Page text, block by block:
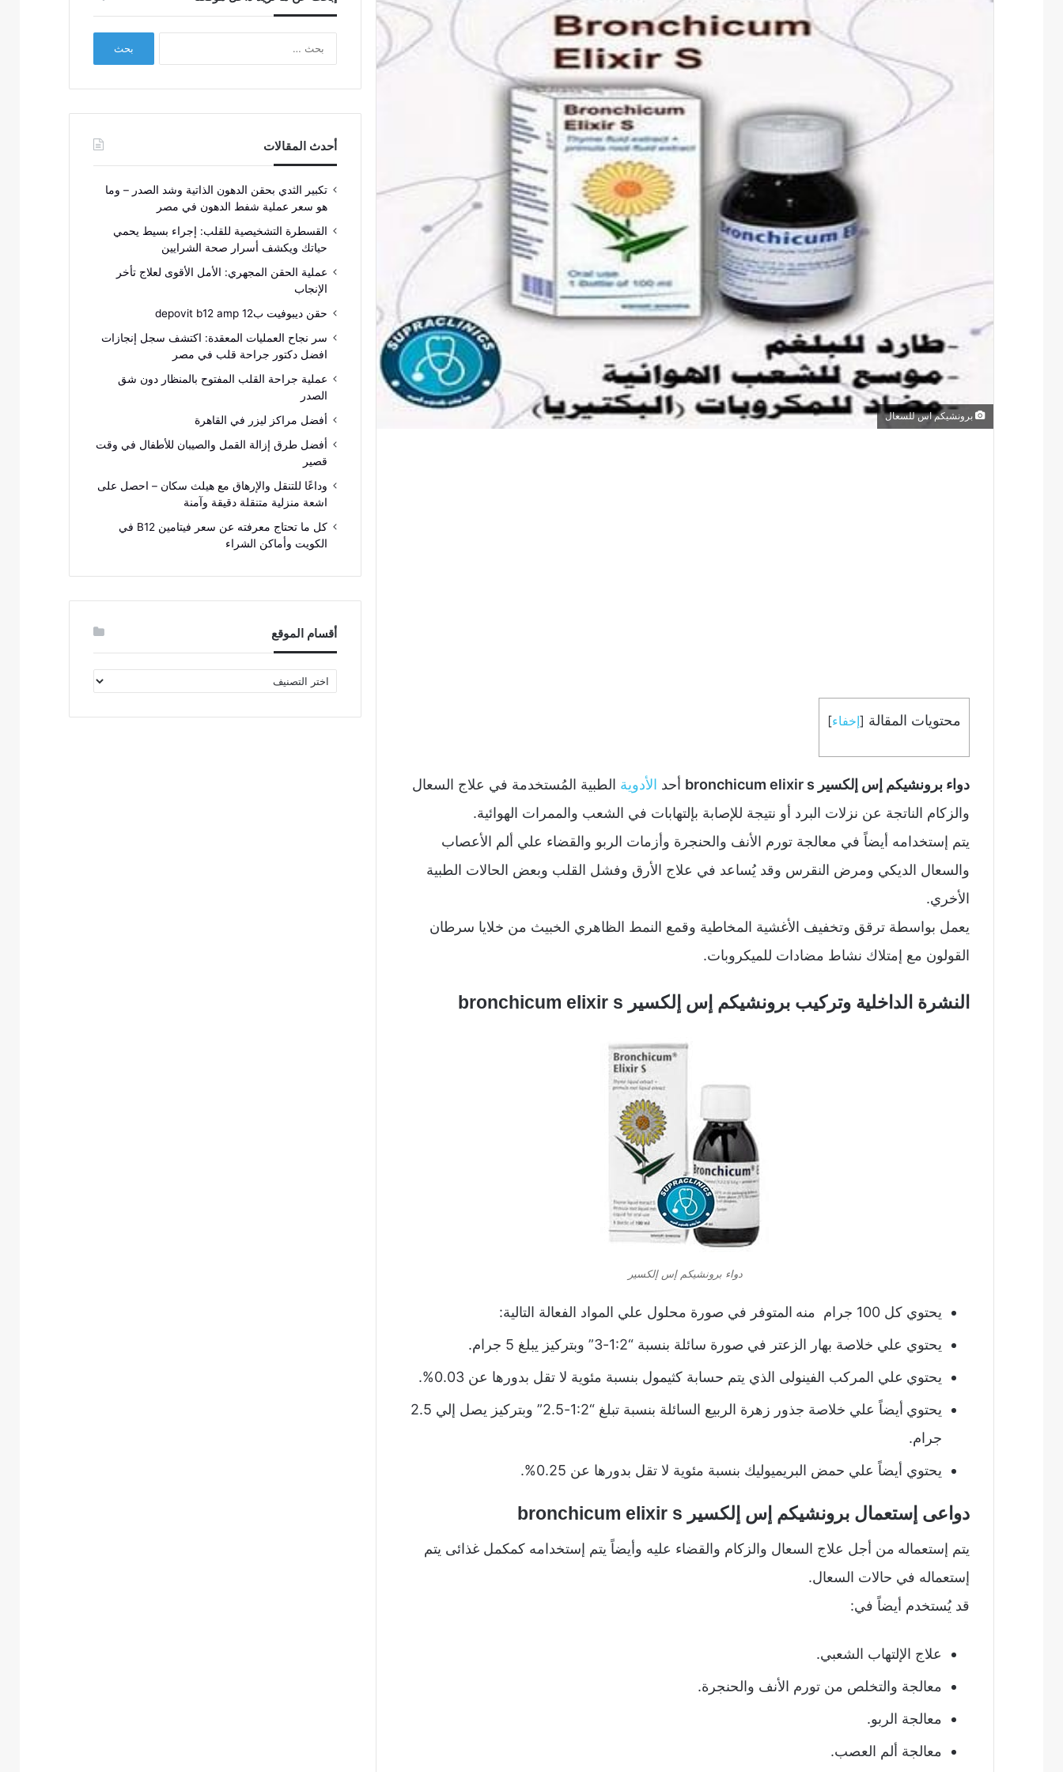
برونشيكم اس للسعال
محتويات المقالة [إخفاء]
دواء برونشيكم إس إلكسير bronchicum elixir s أحد الأدوية الطبية المُستخدمة في علاج السعال
والزكام الناتجة عن نزلات البرد أو نتيجة للإصابة بإلتهابات في الشعب والممرات الهوائية.
يتم إستخدامه أيضاً في معالجة تورم الأنف والحنجرة وأزمات الربو والقضاء علي ألم الأعصاب
والسعال الديكي ومرض النقرس وقد يُساعد في علاج الأرق وفشل القلب وبعض الحالات الطبية
الأخري.
يعمل بواسطة ترقق وتخفيف الأغشية المخاطية وقمع النمط الظاهري الخبيث من خلايا سرطان
القولون مع إمتلاك نشاط مضادات للميكروبات.
النشرة الداخلية وتركيب برونشيكم إس إلكسير bronchicum elixir s
دواء برونشيكم إس إلكسير
يحتوي كل 100 جرام منه
المتوفر في صورة محلول علي المواد الفعالة التالية:
يحتوي علي خلاصة بهار الزعتر في صورة سائلة بنسبة “1:2-3” وبتركيز يبلغ 5 جرام.
يحتوي علي المركب الفينولى الذي يتم حسابة كثيمول بنسبة مئوية لا تقل بدورها عن 0.03%.
يحتوي
أيضاً علي خلاصة جذور زهرة الربيع السائلة بنسبة تبلغ “1:2-2.5” وبتركيز يصل إلي 2.5
جرام.
يحتوي أيضاً علي حمض البريميوليك بنسبة مئوية لا تقل بدورها عن 0.25%.
دواعى إستعمال برونشيكم إس إلكسير bronchicum elixir s
يتم إستعماله من أجل علاج السعال والزكام والقضاء عليه وأيضاً يتم إستخدامه كمكمل غذائى يتم
إستعماله في حالات السعال.
قد يُستخدم أيضاً في:
علاج الإلتهاب الشعبي.
معالجة والتخلص من تورم الأنف والحنجرة.
معالجة الربو.
معالجة ألم العصب.
أحدث المقالات
تكبير الثدي بحقن الدهون الذاتية وشد الصدر – وما
هو سعر عملية شفط الدهون في مصر
القسطرة التشخيصية للقلب: إجراء بسيط يحمي
حياتك ويكشف أسرار صحة الشرايين
عملية الحقن المجهري: الأمل الأقوى لعلاج تأخر
الإنجاب
حقن ديبوفيت ب12 depovit b12 amp
سر نجاح العمليات المعقدة: اكتشف سجل إنجازات
افضل دكتور جراحة قلب في مصر
عملية جراحة القلب المفتوح بالمنظار دون شق
الصدر
أفضل مراكز ليزر في القاهرة
أفضل طرق إزالة القمل والصيبان للأطفال في وقت
قصير
وداعًا للتنقل والإرهاق مع هيلث سكان – احصل على
اشعة منزلية متنقلة دقيقة وآمنة
كل ما تحتاج معرفته عن سعر فيتامين B12 في
الكويت وأماكن الشراء
أقسام الموقع
أقسام
الموقع